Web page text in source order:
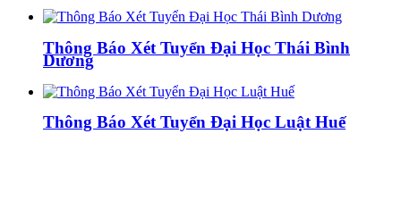
Thông Báo Xét Tuyển Đại Học Thái Bình
Dương
Thông Báo Xét Tuyển Đại Học Luật Huế